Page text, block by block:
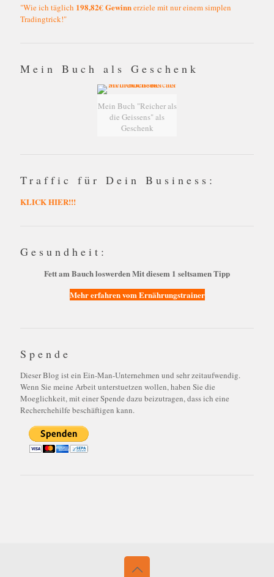
"Wie ich täglich 198,82€ Gewinnerziele mit nur einem simplen
Tradingtrick!"
Mein Buch als Geschenk
Mein Buch "Reicher als
die Geissens" als
Geschenk
Traffic für Dein Business:
KLICK HIER!!!
Gesundheit:
Fett am Bauch loswerden Mit diesem 1 seltsamen Tipp
Mehr erfahren vom Ernährungstrainer
Spende
Dieser Blog ist ein Ein-Man-Unternehmen und sehr zeitaufwendig.
Wenn Sie meine Arbeit unterstuetzen wollen, haben Sie die
Moeglichkeit, mit einer Spende dazu beizutragen, dass ich eine
Recherchehilfe beschäftigen kann.